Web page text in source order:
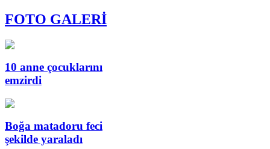
FOTO GALERİ
10 anne çocuklarını
emzirdi
Boğa matadoru feci
şekilde yaraladı